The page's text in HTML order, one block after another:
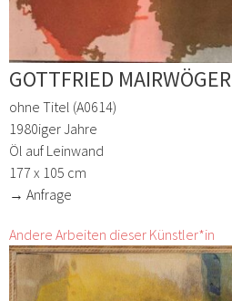
GOTTFRIED MAIRWÖGER
ohne Titel (A0614)
1980iger Jahre
Öl auf Leinwand
177 x 105 cm
→ Anfrage
Andere Arbeiten dieser Künstler*in